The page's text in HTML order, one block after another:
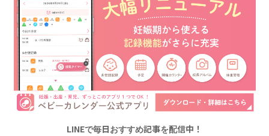
LINEで毎日おすすめ記事を配信中！